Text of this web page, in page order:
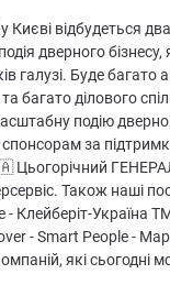
Києві відбудеться
дверного
галузі. Буде багато
багато ділового
подію
за
Цьогорічний
Також наші
- Клейберіт-Україна
- Smart People -
які сьогодні